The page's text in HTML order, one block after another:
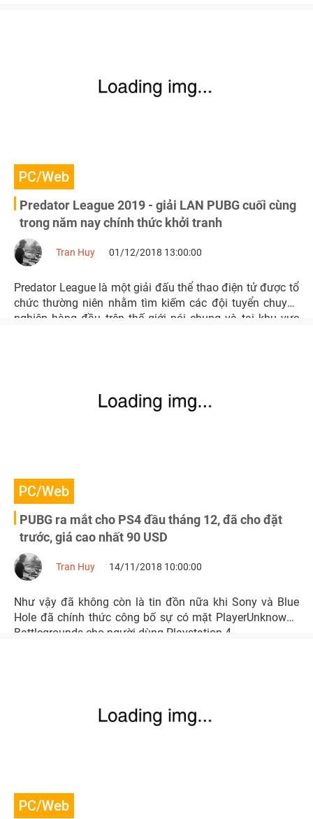
PC/Web
Predator League 2019 - giải LAN PUBG cuối cùng
trong năm nay chính thức khởi tranh
Tran Huy 01/12/2018 13:00:00
Predator League là một giải đấu thể thao điện tử được tổ
chức thường niên nhằm tìm kiếm các đội tuyển chuyên
nghiệp hàng đầu trên thế giới nói chung và tại khu vực
PC/Web
PUBG ra mắt cho PS4 đầu tháng 12, đã cho đặt
trước, giá cao nhất 90 USD
Tran Huy 14/11/2018 10:00:00
Như vậy đã không còn là tin đồn nữa khi Sony và Blue
Hole đã chính thức công bố sự có mặt PlayerUnknown's
Battlegrounds cho người dùng Playstation 4.
PC/Web